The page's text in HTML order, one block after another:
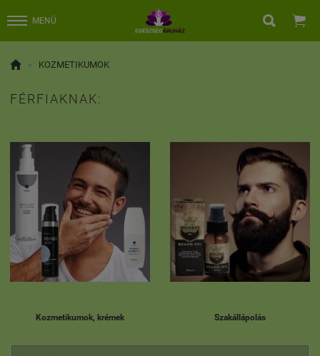
MENÜ  
 » KOZMETIKUMOK
FÉRFIAKNAK:
Kozmetikumok, krémek Szakállápolás